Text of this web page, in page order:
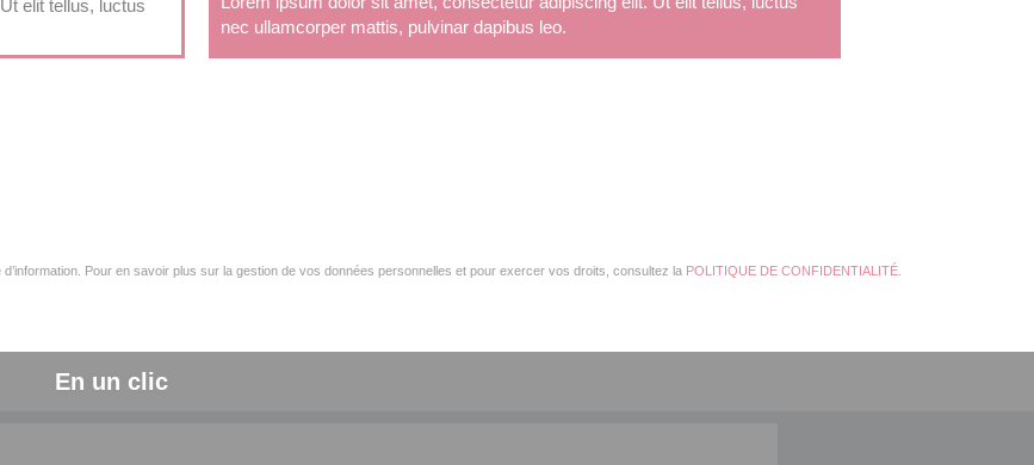
elit tellus, luctus
nec ullamcorper mattis, pulvinar dapibus leo.
Pour en savoir plus sur la gestion de vos données personnelles et pour exercer vos droits, consultez la POLITIQUE DE CONFIDENTIALITÉ.
En un clic